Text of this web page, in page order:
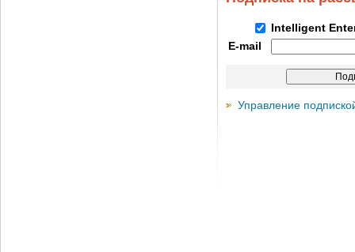
Intelligent
E-mail
Управление